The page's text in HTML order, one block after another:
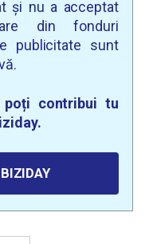
și nu a acceptat
din fonduri
publicitate sunt
contribui tu